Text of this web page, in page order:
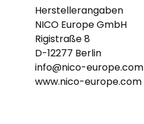
Herstellerangaben
NICO Europe GmbH
Rigistraße 8
D-12277 Berlin
info@nico-europe.com
www.nico-europe.com